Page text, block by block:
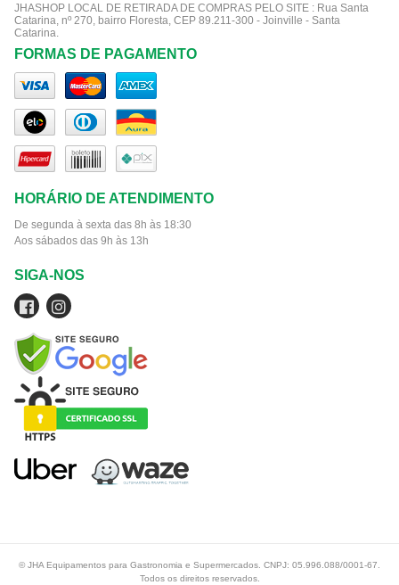
JHASHOP LOCAL DE RETIRADA DE COMPRAS PELO SITE : Rua Santa
Catarina, nº 270, bairro Floresta, CEP 89.211-300 - Joinville - Santa
Catarina.
FORMAS DE PAGAMENTO
HORÁRIO DE ATENDIMENTO
De segunda à sexta das 8h às 18:30
Aos sábados das 9h às 13h
SIGA-NOS
© JHA Equipamentos para Gastronomia e Supermercados. CNPJ: 05.996.088/0001-67.
Todos os direitos reservados.